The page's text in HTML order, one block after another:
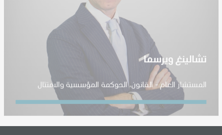
تشالينغ ويرسما
المستشار العام - القانون، الحوكمة المؤسسية والامتثال